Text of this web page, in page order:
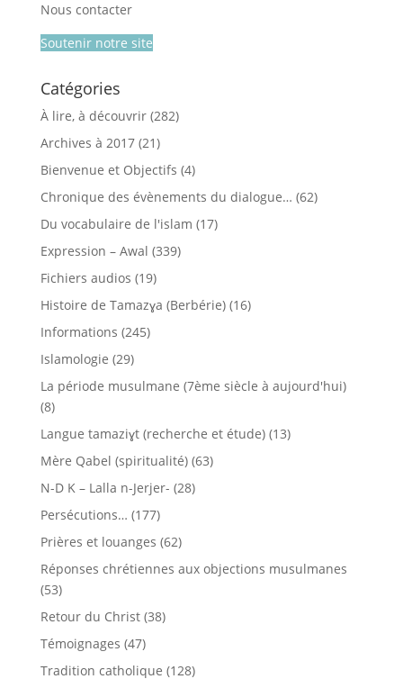
Nous contacter
Soutenir notre site
Catégories
À lire, à découvrir(282)
Archives à 2017(21)
Bienvenue et Objectifs (4)
Chronique des évènements du dialogue… (62)
Du vocabulaire de l'islam (17)
Expression – Awal (339)
Fichiers audios (19)
Histoire de Tamazɣa (Berbérie)(16)
Informations (245)
Islamologie (29)
La période musulmane (7ème siècle à aujourd'hui)
(8)
Langue tamaziɣt (recherche et étude)(13)
Mère Qabel (spiritualité)(63)
N-D K – Lalla n-Jerjer- (28)
Persécutions… (177)
Prières et louanges (62)
Réponses chrétiennes aux objections musulmanes
(53)
Retour du Christ(38)
Témoignages (47)
Tradition catholique (128)